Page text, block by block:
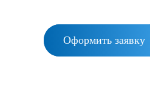
Оформить заявку